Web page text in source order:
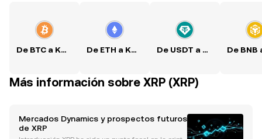
De BTC a KWD De ETH a KWD De USDT a KWD
Más información sobre XRP (XRP)
Mercados Dynamics y prospectos futuros
de XRP